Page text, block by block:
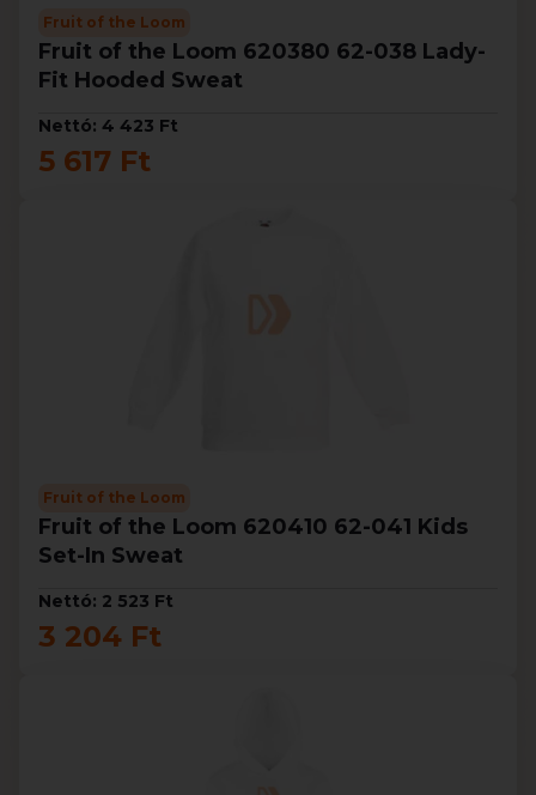
Fruit of the Loom
Fruit of the Loom 620380 62-038 Lady-
Fit Hooded Sweat
Nettó: 4 423 Ft
5 617 Ft
Fruit of the Loom
Fruit of the Loom 620410 62-041 Kids
Set-In Sweat
Nettó: 2 523 Ft
3 204 Ft